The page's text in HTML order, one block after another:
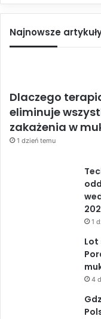
Najnowsze
Dlaczego
eliminuje
zakażenia w
1 dzień temu
1
Lot
4